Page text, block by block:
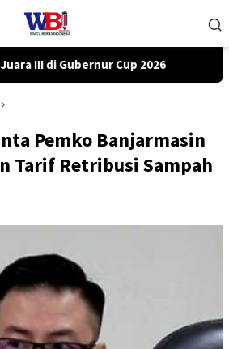
DPRD Tanah Bumbu Desak PLN
Pemko Banjarmasin
Tarif Retribusi Sampah